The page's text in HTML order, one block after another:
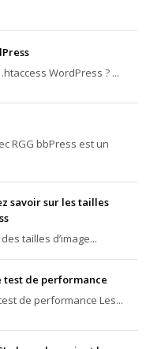
WordPress ? ...
RGG bbPress est un
savoir sur les tailles
tailles d’image...
test de performance
de performance Les...